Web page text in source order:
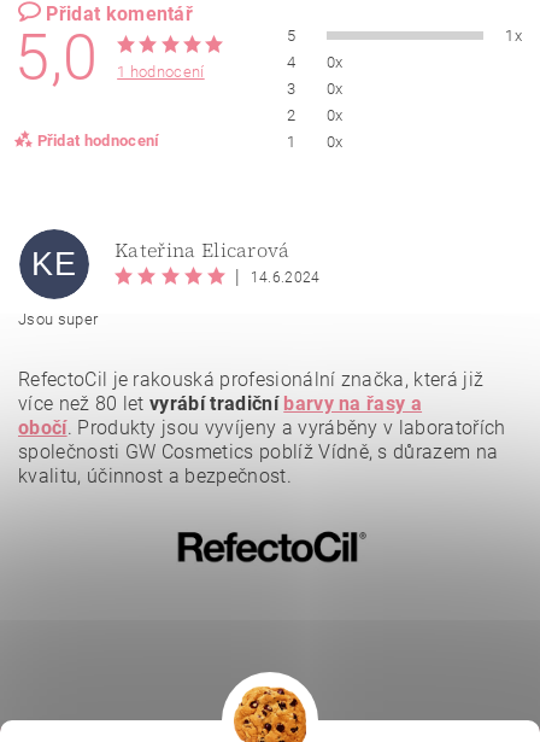
Přidat komentář
5,0 1 hodnocení
Přidat hodnocení
5
1x
4
0x
3
0x
2
0x
1
0x
KE Kateřina Elicarová
| 14.6.2024
Jsou super
RefectoCil je rakouská profesionální značka, která již
více než 80 letvyrábí tradiční barvy na řasy a
obočí. Produkty jsou vyvíjeny a vyráběny v laboratořích
společnosti GW Cosmetics poblíž Vídně, s důrazem na
kvalitu, účinnost a bezpečnost.